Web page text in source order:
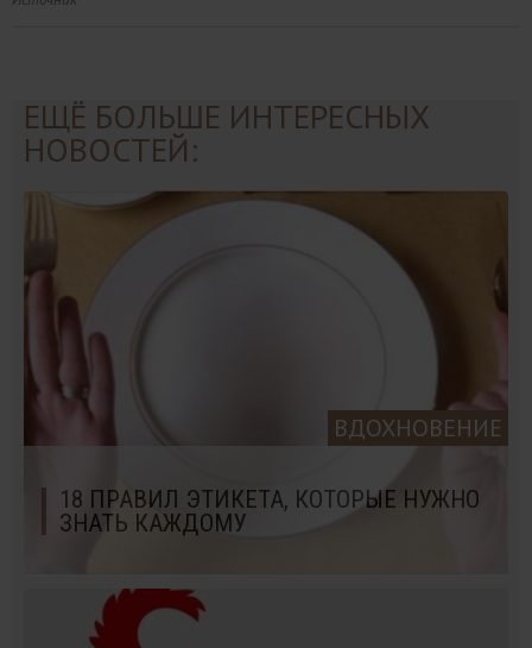
ЕЩЁ БОЛЬШЕ ИНТЕРЕСНЫХ
НОВОСТЕЙ:
ВДОХНОВЕНИЕ
18 ПРАВИЛ ЭТИКЕТА, КОТОРЫЕ НУЖНО
ЗНАТЬ КАЖДОМУ